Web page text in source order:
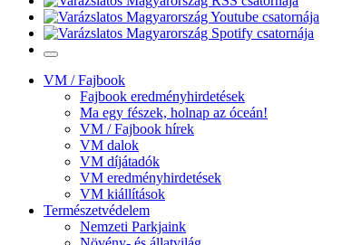
VM / Fajbook
Fajbook eredményhirdetések
Ma egy fészek, holnap az óceán!
VM / Fajbook hírek
VM dalok
VM díjátadók
VM eredményhirdetések
VM kiállítások
Természetvédelem
Nemzeti Parkjaink